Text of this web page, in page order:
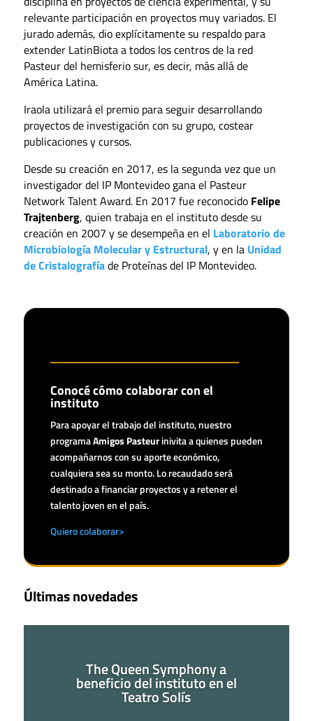
relevante participación en proyectos muy variados. El
jurado además, dio explícitamente su respaldo para
extender LatinBiota a todos los centros de la red
Pasteur del hemisferio sur, es decir, más allá de
América Latina.
Iraola utilizará el premio para seguir desarrollando
proyectos de investigación con su grupo, costear
publicaciones y cursos.
Desde su creación en 2017, es la segunda vez que un
investigador del IP Montevideo gana el Pasteur
Network Talent Award. En 2017 fue reconocido Felipe
Trajtenberg, quien trabaja en el instituto desde su
creación en 2007 y se desempeña en el Laboratorio de
Microbiología Molecular y Estructural, y en la Unidad
de Cristalografíade Proteínas del IP Montevideo.
Conocé cómo colaborar con el
instituto
Para apoyar el trabajo del instituto, nuestro
programaAmigos Pasteur inivita a quienes pueden
acompañarnos con su aporte económico,
cualquiera sea su monto. Lo recaudado será
destinado a financiar proyectos y a retener el
talento joven en el país.
Quiero colaborar>
Últimas novedades
The Queen Symphony a
beneficio del instituto en el
Teatro Solís